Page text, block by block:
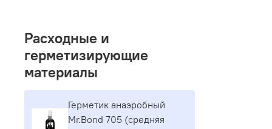
Расходные и
герметизирующие
материалы
Герметик aнaэpoбный
Mr.Bond 705 (средняя